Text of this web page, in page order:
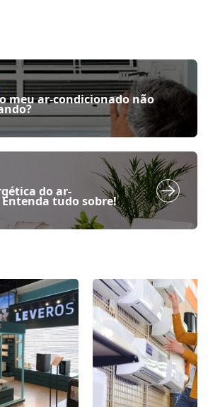
meu ar-condicionado não
do ar-
tudo sobre!